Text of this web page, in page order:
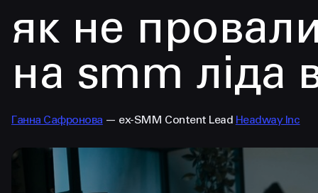
як не
на smm ліда
Ганна Сафронова — ex-SMM Content Lead Headway Inc